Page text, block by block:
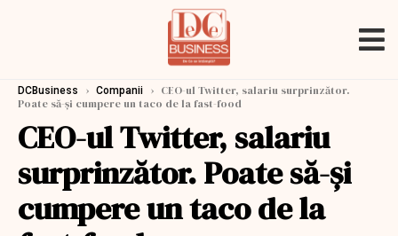
DCBusiness › Companii › CEO-ul Twitter, salariu surprinzător.
Poate să-și cumpere un taco de la fast-food
CEO-ul Twitter, salariu
surprinzător. Poate să-și
cumpere un taco de la